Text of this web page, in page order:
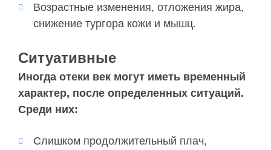
Возрастные изменения, отложения жира,
снижение тургора кожи и мышц.
Ситуативные
Иногда отеки век могут иметь временный
характер, после определенных ситуаций.
Среди них:
Слишком продолжительный плач,